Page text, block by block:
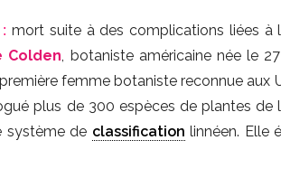
mort suite à des complications liées à
Colden, botaniste américaine née le
femme botaniste reconnue aux
plus de 300 espèces de plantes de
système de classification linnéen. Elle